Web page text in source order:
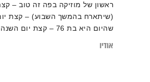
ראשון של מוזיקה בפה זה טוב –
(שיתארח בהמשך השבוע) – קצת יום
שהיום היא בת 76 – קצת
אודיו